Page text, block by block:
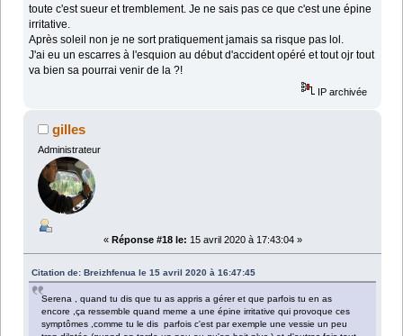
toute c'est sueur et tremblement. Je ne sais pas ce que c'est une épine
irritative.
Après soleil non je ne sort pratiquement jamais sa risque pas lol.
J'ai eu un escarres à l'esquion au début d'accident opéré et tout ojr tout
va bien sa pourrai venir de la ?!
IP archivée
gilles
Administrateur
« Réponse #18 le: 15 avril 2020 à 17:43:04 »
Citation de: Breizhfenua le 15 avril 2020 à 16:47:45
Serena , quand tu dis que tu as appris a gérer et que parfois tu en as
encore ,ça ressemble quand meme a une épine irritative qui provoque ces
symptômes ,comme tu le dis parfois c'est par exemple une vessie un peu